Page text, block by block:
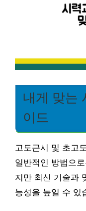
내게 맞는
이드
고도근시 및 초고
일반적인 방법으
지만 최신 기술과
능성을 높일 수 있